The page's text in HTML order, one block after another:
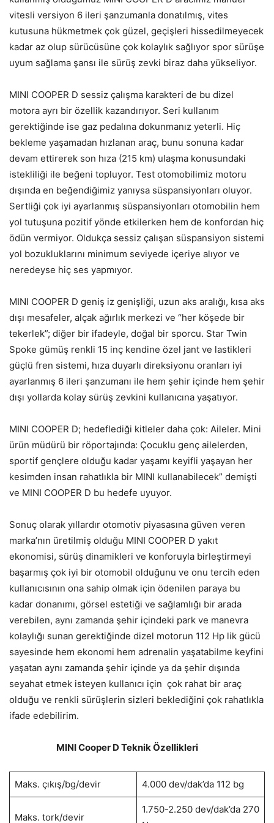
vitesli versiyon 6 ileri şanzumanla donatılmış, vites
kutusuna hükmetmek çok güzel, geçişleri hissedilmeyecek
kadar az olup sürücüsüne çok kolaylık sağlıyor spor sürüşe
uyum sağlama şansı ile sürüş zevki biraz daha yükseliyor.
MINI COOPER D sessiz çalışma karakteri de bu dizel
motora ayrı bir özellik kazandırıyor. Seri kullanım
gerektiğinde ise gaz pedalına dokunmanız yeterli. Hiç
bekleme yaşamadan hızlanan araç, bunu sonuna kadar
devam ettirerek son hıza (215 km) ulaşma konusundaki
istekliliği ile beğeni topluyor. Test otomobilimiz motoru
dışında en beğendiğimiz yanıysa süspansiyonları oluyor.
Sertliği çok iyi ayarlanmış süspansiyonları otomobilin hem
yol tutuşuna pozitif yönde etkilerken hem de konfordan hiç
ödün vermiyor. Oldukça sessiz çalışan süspansiyon sistemi
yol bozukluklarını minimum seviyede içeriye alıyor ve
neredeyse hiç ses yapmıyor.
MINI COOPER D geniş iz genişliği, uzun aks aralığı, kısa aks
dışı mesafeler, alçak ağırlık merkezi ve “her köşede bir
tekerlek”; diğer bir ifadeyle, doğal bir sporcu. Star Twin
Spoke gümüş renkli 15 inç kendine özel jant ve lastikleri
güçlü fren sistemi, hıza duyarlı direksiyonu oranları iyi
ayarlanmış 6 ileri şanzumanı ile hem şehir içinde hem şehir
dışı yollarda kolay sürüş zevkini kullanıcına yaşatıyor.
MINI COOPER D; hedeflediği kitleler daha çok: Aileler. Mini
ürün müdürü bir röportajında: Çocuklu genç ailelerden,
sportif gençlere olduğu kadar yaşamı keyifli yaşayan her
kesimden insan rahatlıkla bir MINI kullanabilecek” demişti
ve MINI COOPER D bu hedefe uyuyor.
Sonuç olarak yıllardır otomotiv piyasasına güven veren
marka’nın üretilmiş olduğu MINI COOPER D yakıt
ekonomisi, sürüş dinamikleri ve konforuyla birleştirmeyi
başarmış çok iyi bir otomobil olduğunu ve onu tercih eden
kullanıcısının ona sahip olmak için ödenilen paraya bu
kadar donanımı, görsel estetiği ve sağlamlığı bir arada
verebilen, aynı zamanda şehir içindeki park ve manevra
kolaylığı sunan gerektiğinde dizel motorun 112 Hp lik gücü
sayesinde hem ekonomi hem adrenalin yaşatabilme keyfini
yaşatan aynı zamanda şehir içinde ya da şehir dışında
seyahat etmek isteyen kullanıcı için çok rahat bir araç
olduğu ve renkli sürüşlerin sizleri beklediğini çok rahatlıkla
ifade edebilirim.
MINI Cooper D Teknik Özellikleri
Maks. çıkış/bg/devir 4.000 dev/dak’da 112 bg
Maks. tork/devir
1.750-2.250 dev/dak’da 270